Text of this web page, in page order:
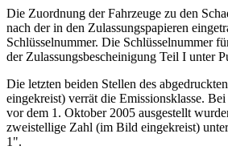
Die Zuordnung der Fahrzeuge zu den
nach der in den Zulassungspapieren
Schlüsselnummer. Die Schlüsselnummer
der Zulassungsbescheinigung Teil I unter
Die letzten beiden Stellen des
eingekreist) verrät die Emissionsklasse.
vor dem 1. Oktober 2005 ausgestellt
zweistellige Zahl (im Bild eingekreist)
1".